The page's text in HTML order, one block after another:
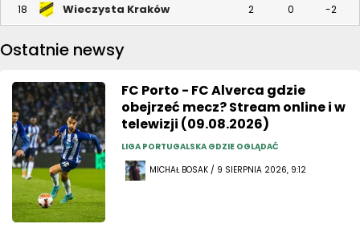
18 Wieczysta Kraków 2 0 -2
Ostatnie newsy
FC Porto - FC Alverca gdzie
obejrzeć mecz? Stream online i w
telewizji (09.08.2026)
LIGA PORTUGALSKA GDZIE OGLĄDAĆ
MICHAŁ BOSAK / 9 SIERPNIA 2026, 9:12